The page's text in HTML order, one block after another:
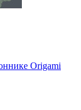
Origami